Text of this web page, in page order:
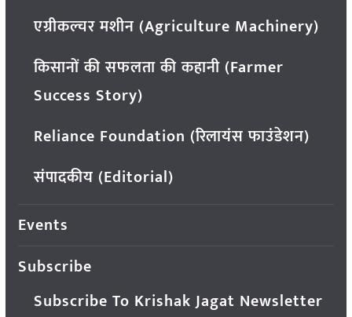
एग्रीकल्चर मशीन (Agriculture Machinery)
किसानों की सफलता की कहानी (Farmer
Success Story)
Reliance Foundation (रिलायंस फाउंडेशन)
संपादकीय (Editorial)
Events
Subscribe
Subscribe To Krishak Jagat Newsletter